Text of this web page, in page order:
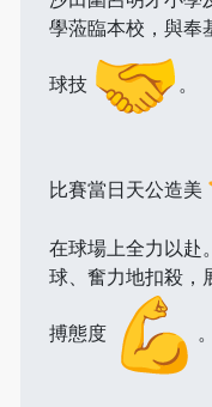
學蒞臨本校，與奉
球技 。
比賽當日天公造美
在球場上全力以赴
球、奮力地扣殺，
搏態度